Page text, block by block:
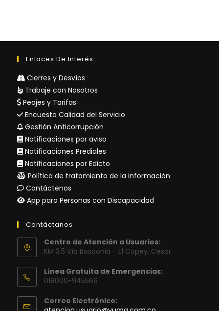
Enlaces De Interés
Cierres y Desvíos
Trabaje con Nosotros
Peajes y Tarifas
Encuesta Calidad del Servicio
Gestión Anticorrupción
Notificaciones por aviso
Notificaciones Prediales
Notificaciones por Edicto
Política de tratamiento de la información
Contáctenos
App para Personas con Discapacidad
Contáctanos
Centro de Atención a Usuarios:
KM 3.5 Vía Bosconia - El Copey, Cesar
Línea Gratuita de Emergencias:
018000-945566
Correo Electrónico: